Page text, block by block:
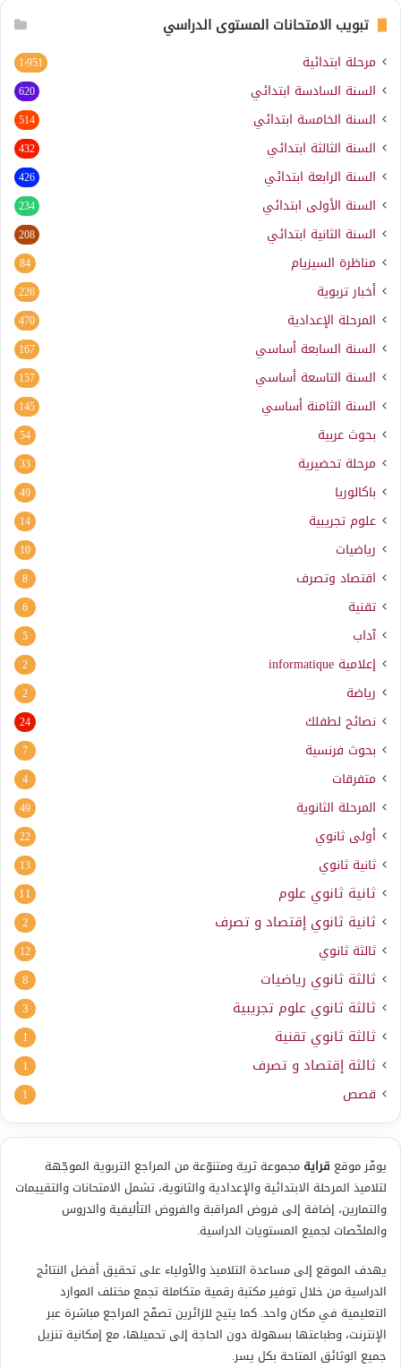
تبويب الامتحانات المستوى الدراسي
مرحلة ابتدائية 1٬951
السنة السادسة ابتدائي 620
السنة الخامسة ابتدائي 514
السنة الثالثة ابتدائي 432
السنة الرابعة ابتدائي 426
السنة الأولى ابتدائي 234
السنة الثانية ابتدائي 208
مناظرة السيزيام 84
أخبار تربوية 226
المرحلة الإعدادية 470
السنة السابعة أساسي 167
السنة التاسعة أساسي 157
السنة الثامنة أساسي 145
بحوث عربية 54
مرحلة تحضيرية 33
باكالوريا 49
علوم تجريبية 14
رياضيات 10
اقتصاد وتصرف 8
تقنية 6
آداب 5
إعلامية informatique
2
رياضة 2
نصائح لطفلك 24
بحوث فرنسية 7
متفرقات 4
المرحلة الثانوية 49
أولى ثانوي 22
ثانية ثانوي 13
ثانية ثانوي علوم 11
ثانية ثانوي إقتصاد و تصرف 2
ثالثة ثانوي 12
ثالثة ثانوي رياضيات 8
ثالثة ثانوي علوم تجريبية 3
ثالثة ثانوي تقنية 1
ثالثة إقتصاد و تصرف 1
قصص 1
يوفّر موقع قرايةمجموعة ثرية ومتنوّعة من المراجع التربوية الموجّهة
لتلاميذ المرحلة الابتدائية والإعدادية والثانوية، تشمل الامتحانات والتقييمات
والتمارين، إضافة إلى فروض المراقبة والفروض التأليفية والدروس
والملخّصات لجميع المستويات الدراسية.
يهدف الموقع إلى مساعدة التلاميذ والأولياء على تحقيق أفضل النتائج
الدراسية من خلال توفير مكتبة رقمية متكاملة تجمع مختلف الموارد
التعليمية في مكان واحد. كما يتيح للزائرين تصفّح المراجع مباشرة عبر
الإنترنت، وطباعتها بسهولة دون الحاجة إلى تحميلها، مع إمكانية تنزيل
جميع الوثائق المتاحة بكل يسر.